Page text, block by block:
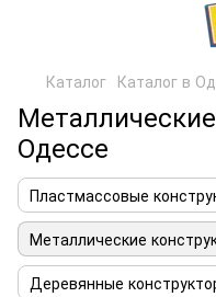
Каталог Каталог в
Одессе
Пластмассовые
Металлические
Деревянные